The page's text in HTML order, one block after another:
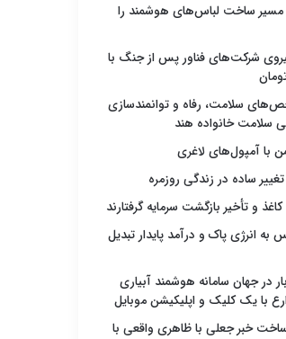
مسیر ساخت لباس‌های هوشمند را
شرکت‌های فناور پس از جنگ با
سلامت، رفاه و توانمندسازی
سلامت خانواده هند
با آمپول‌های لاغری
تغییر ساده در زندگی روزمره
و تأخیر بازگشت سرمایه گرفتارند
انرژی پاک و درآمد پایدار تبدیل
در جهان سامانه هوشمند آبیاری
با یک کلیک و اپلیکیشن موبایل
ساخت خبر جعلی با ظاهری واقعی با